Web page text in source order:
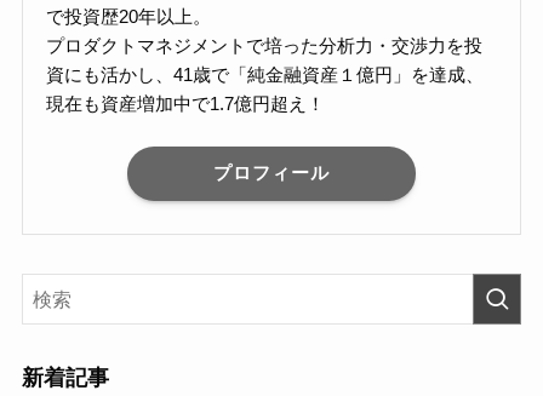
で投資歴20年以上。
プロダクトマネジメントで培った分析力・交渉力を投
資にも活かし、41歳で「純金融資産１億円」を達成、
現在も資産増加中で1.7億円超え！
プロフィール
新着記事